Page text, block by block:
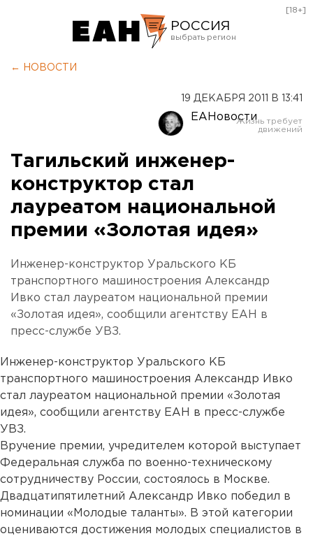
РОССИЯ
Оренбург
[18+]
← НОВОСТИ
19 ДЕКАБРЯ 2011 В 13:41
ЕАНовости
Тагильский инженер-
конструктор стал
лауреатом национальной
премии «Золотая идея»
Инженер-конструктор Уральского КБ
транспортного машиностроения Александр
Ивко стал лауреатом национальной премии
«Золотая идея», сообщили агентству ЕАН в
пресс-службе УВЗ.
Инженер-конструктор Уральского КБ
транспортного машиностроения Александр Ивко
стал лауреатом национальной премии «Золотая
идея», сообщили агентству ЕАН в пресс-службе
УВЗ.
Вручение премии, учредителем которой выступает
Федеральная служба по военно-техническому
сотрудничеству России, состоялось в Москве.
Двадцатипятилетний Александр Ивко победил в
номинации «Молодые таланты». В этой категории
оцениваются достижения молодых специалистов в